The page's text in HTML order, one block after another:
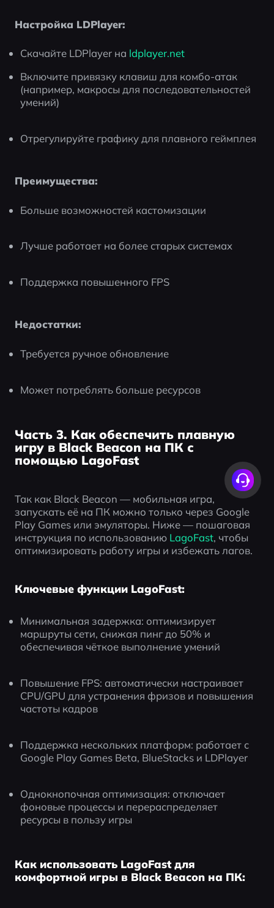
Настройка LDPlayer:
Скачайте LDPlayer на ldplayer.net
Включите привязку клавиш для комбо-атак
(например, макросы для последовательностей
умений)
Отрегулируйте графику для плавного геймплея
Преимущества:
Больше возможностей кастомизации
Лучше работает на более старых системах
Поддержка повышенного FPS
Недостатки:
Требуется ручное обновление
Может потреблять больше ресурсов
Часть 3. Как обеспечить плавную
игру в Black Beacon на ПК с
помощью LagoFast
Так как Black Beacon — мобильная игра,
запускать её на ПК можно только через Google
Play Games или эмуляторы. Ниже — пошаговая
инструкция по использованию LagoFast, чтобы
оптимизировать работу игры и избежать лагов.
Ключевые функции LagoFast:
Минимальная задержка: оптимизирует
маршруты сети, снижая пинг до 50% и
обеспечивая чёткое выполнение умений
Повышение FPS: автоматически настраивает
CPU/GPU для устранения фризов и повышения
частоты кадров
Поддержка нескольких платформ: работает с
Google Play Games Beta, BlueStacks и LDPlayer
Однокнопочная оптимизация: отключает
фоновые процессы и перераспределяет
ресурсы в пользу игры
Как использовать LagoFast для
комфортной игры в Black Beacon на ПК: